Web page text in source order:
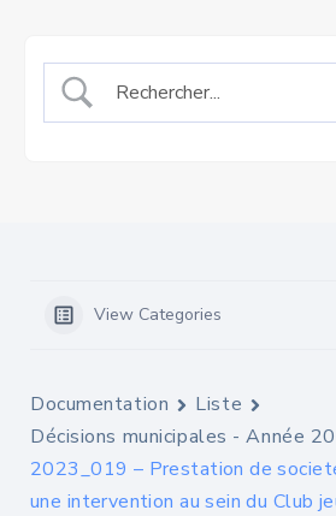
View Categories
Documentation
Liste
Décisions municipales - Année
2023_019 – Prestation de
une intervention au sein du Club